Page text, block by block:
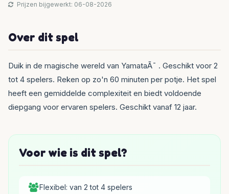
Prijzen bijgewerkt: 06-08-2026
Over dit spel
Duik in de magische wereld van YamataÃ¯ . Geschikt voor 2
tot 4 spelers. Reken op zo'n 60 minuten per potje. Het spel
heeft een gemiddelde complexiteit en biedt voldoende
diepgang voor ervaren spelers. Geschikt vanaf 12 jaar.
Voor wie is dit spel?
Flexibel: van 2 tot 4 spelers